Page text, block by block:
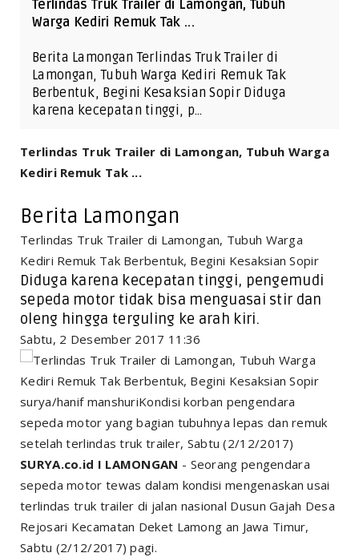
Terlindas Truk Trailer di Lamongan, Tubuh
Warga Kediri Remuk Tak ...
Berita Lamongan Terlindas Truk Trailer di
Lamongan, Tubuh Warga Kediri Remuk Tak
Berbentuk, Begini Kesaksian Sopir Diduga
karena kecepatan tinggi, p…
Terlindas Truk Trailer di Lamongan, Tubuh Warga
Kediri Remuk Tak ...
Berita Lamongan
Terlindas Truk Trailer di Lamongan, Tubuh Warga
Kediri Remuk Tak Berbentuk, Begini Kesaksian Sopir
Diduga karena kecepatan tinggi, pengemudi
sepeda motor tidak bisa menguasai stir dan
oleng hingga terguling ke arah kiri.
Sabtu, 2 Desember 2017 11:36
surya/hanif manshuriKondisi korban pengendara
sepeda motor yang bagian tubuhnya lepas dan remuk
setelah terlindas truk trailer, Sabtu (2/12/2017)
SURYA.co.id I LAMONGAN - Seorang pengendara
sepeda motor tewas dalam kondisi mengenaskan usai
terlindas truk trailer di jalan nasional Dusun Gajah Desa
Rejosari Kecamatan Deket Lamong an Jawa Timur,
Sabtu (2/12/2017) pagi.